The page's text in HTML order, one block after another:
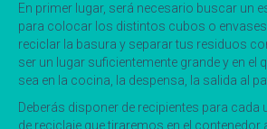
En primer lugar, será necesario buscar un
para colocar los distintos cubos o envases
reciclar la basura y separar tus residuos
ser un lugar suficientemente grande y en el
sea en la cocina, la despensa, la salida al
Deberás disponer de recipientes para cada
de reciclaje que tiraremos en el contenedor